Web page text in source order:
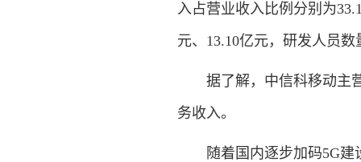
入占营业收入比例分别为
元、13.10亿元，研发人员数
据了解，中信科移动主营
务收入。
随着国内逐步加码5G建